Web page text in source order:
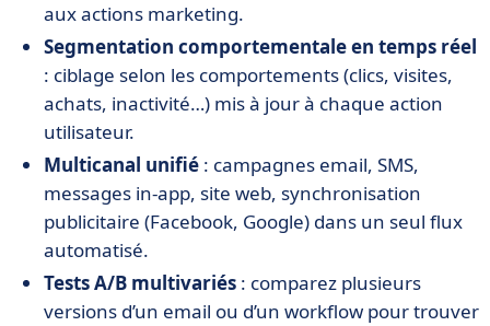
aux actions marketing.
Segmentation comportementale en temps réel
: ciblage selon les comportements (clics, visites,
achats, inactivité…) mis à jour à chaque action
utilisateur.
Multicanal unifié : campagnes email, SMS,
messages in-app, site web, synchronisation
publicitaire (Facebook, Google) dans un seul flux
automatisé.
Tests A/B multivariés : comparez plusieurs
versions d’un email ou d’un workflow pour trouver